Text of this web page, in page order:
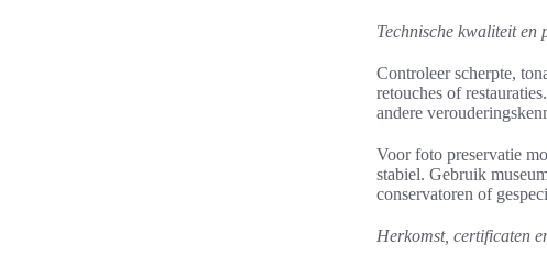
Technische kwaliteit en
Controleer scherpte,
retouches of
andere
Voor foto preservatie
stabiel. Gebruik
conservatoren of
Herkomst, certificaten